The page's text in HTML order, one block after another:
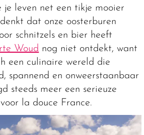
je leven net een tikje mooier
dat onze oosterburen
schnitzels en bier heeft
Woud nog niet ontdekt, want
een culinaire wereld die
spannend en onweerstaanbaar
steeds meer een serieuze
la douce France.